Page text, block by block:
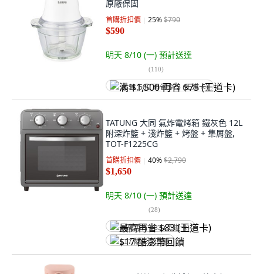
原廠保固
首購折扣價 25%$790
$590
明天 8/10 (一) 預計送達
(110)
满 $1,500 再省 $75 (王道卡)
TATUNG 大同 氣炸電烤箱 鐵灰色 12L
附深炸籃 + 淺炸籃 + 烤盤 + 集屑盤,
TOT-F1225CG
首購折扣價 40%$2,790
$1,650
明天 8/10 (一) 預計送達
(28)
最高再省 $83 (王道卡)
$17 酷澎幣回饋